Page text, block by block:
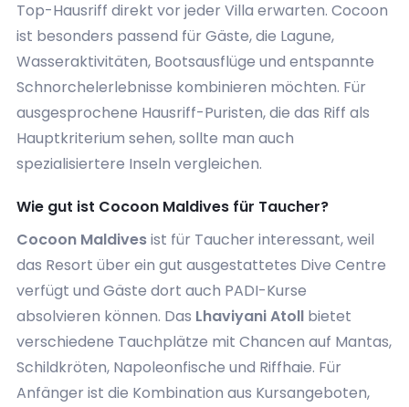
Top-Hausriff direkt vor jeder Villa erwarten. Cocoon
ist besonders passend für Gäste, die Lagune,
Wasseraktivitäten, Bootsausflüge und entspannte
Schnorchelerlebnisse kombinieren möchten. Für
ausgesprochene Hausriff-Puristen, die das Riff als
Hauptkriterium sehen, sollte man auch
spezialisiertere Inseln vergleichen.
Wie gut ist Cocoon Maldives für Taucher?
Cocoon Maldivesist für Taucher interessant, weil
das Resort über ein gut ausgestattetes Dive Centre
verfügt und Gäste dort auch PADI-Kurse
absolvieren können. Das Lhaviyani Atollbietet
verschiedene Tauchplätze mit Chancen auf Mantas,
Schildkröten, Napoleonfische und Riffhaie. Für
Anfänger ist die Kombination aus Kursangeboten,